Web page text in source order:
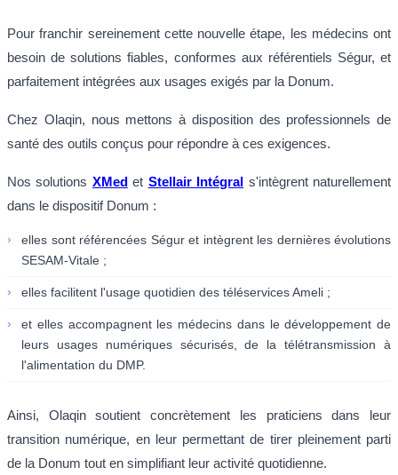
Pour franchir sereinement cette nouvelle étape, les médecins ont
besoin de solutions fiables, conformes aux référentiels Ségur, et
parfaitement intégrées aux usages exigés par la Donum.
Chez Olaqin, nous mettons à disposition des professionnels de
santé des outils conçus pour répondre à ces exigences.
Nos solutions XMedet Stellair Intégral s'intègrent naturellement
dans le dispositif Donum :
›
elles sont référencées Ségur et intègrent les dernières évolutions
SESAM-Vitale ;
› elles facilitent l'usage quotidien des téléservices Ameli ;
›
et elles accompagnent les médecins dans le développement de
leurs usages numériques sécurisés, de la télétransmission à
l'alimentation du DMP.
Ainsi, Olaqin soutient concrètement les praticiens dans leur
transition numérique, en leur permettant de tirer pleinement parti
de la Donum tout en simplifiant leur activité quotidienne.